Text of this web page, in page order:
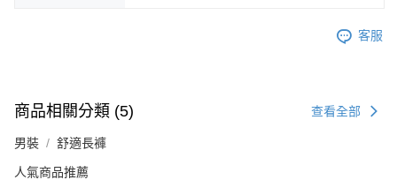
客服
商品相關分類 (5) 查看全部
男裝 舒適長褲
人氣商品推薦